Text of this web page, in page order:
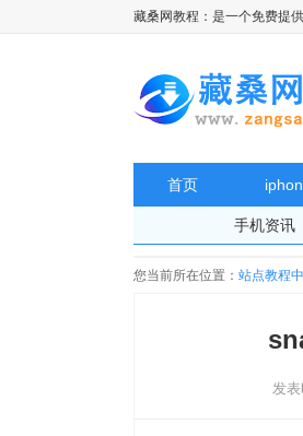
藏桑网教程：是一个免费提
首页
手机资讯
您当前所在位置： 站点教程
发表